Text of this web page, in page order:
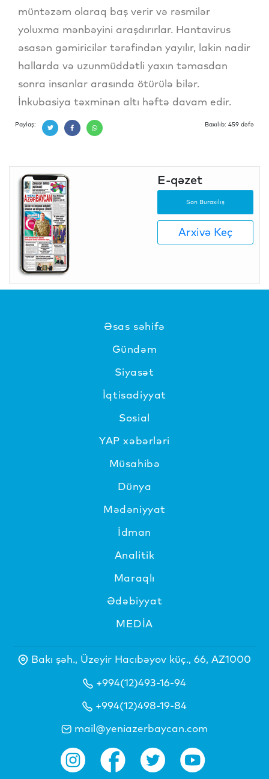
müntəzəm olaraq baş verir və rəsmilər
yoluxma mənbəyini araşdırırlar. Hantavirus
əsasən gəmiricilər tərəfindən yayılır, lakin nadir
hallarda və uzunmüddətli yaxın təmasdan
sonra insanlar arasında ötürülə bilər.
İnkubasiya təxminən altı həftə davam edir.
Paylaş: Baxılıb: 459 dəfə
E-qəzet
Son Buraxılış
Arxivə Keç
Əsas səhifə
Gündəm
Siyasət
İqtisadiyyat
Sosial
YAP xəbərləri
Müsahibə
Dünya
Mədəniyyat
İdman
Analitik
Maraqlı
Ədəbiyyat
MEDİA
Bakı şəh., Üzeyir Hacıbəyov küç., 66, AZ1000
+994(12)493-16-94
+994(12)498-19-84
mail@yeniazerbaycan.com